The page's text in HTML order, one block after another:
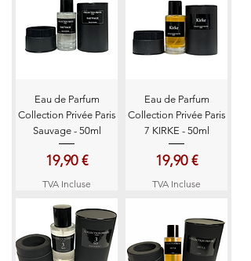
Eau de Parfum
Collection Privée Paris
Sauvage - 50ml
Prix
19,90 €
TVA Incluse
Eau de Parfum
Collection Privée Paris
7 KIRKE - 50ml
Prix
19,90 €
TVA Incluse